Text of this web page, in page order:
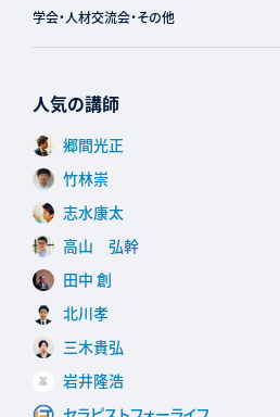
学会・人材交流会・その他
人気の講師
郷間光正
竹林崇
志水康太
高山 弘幹
田中 創
北川孝
三木貴弘
岩井隆浩